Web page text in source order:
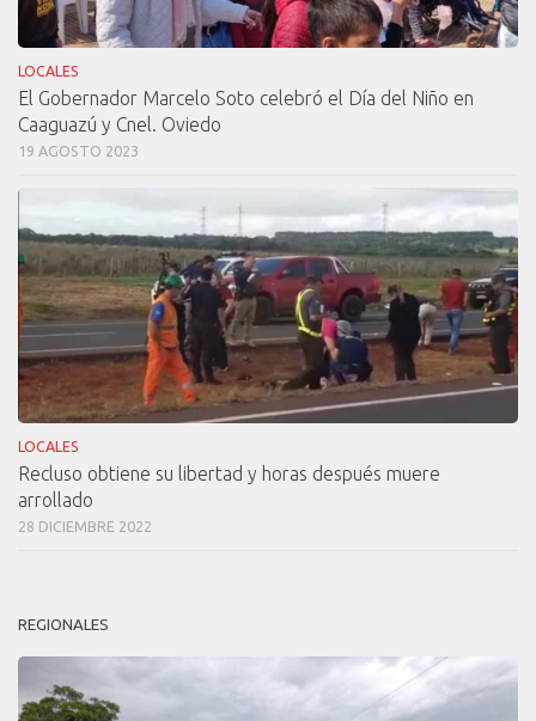
LOCALES
El Gobernador Marcelo Soto celebró el Día del Niño en
Caaguazú y Cnel. Oviedo
19 AGOSTO 2023
LOCALES
Recluso obtiene su libertad y horas después muere
arrollado
28 DICIEMBRE 2022
REGIONALES